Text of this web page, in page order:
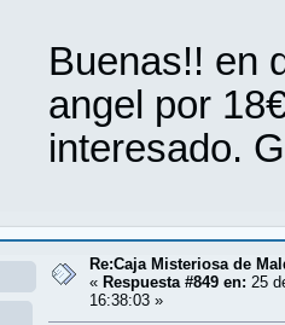
Buenas!! en
angel por
interesado.
Re:Caja Misteriosa de
« Respuesta #849 en: 25
16:38:03 »